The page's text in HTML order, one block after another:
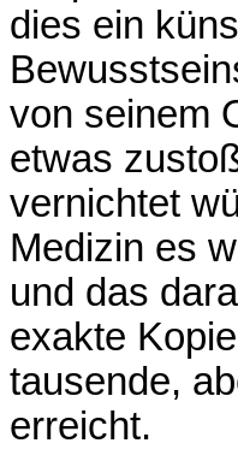
dies ein
von seinem
etwas
vernichtet
Medizin es
und das
exakte
tausende,
erreicht.